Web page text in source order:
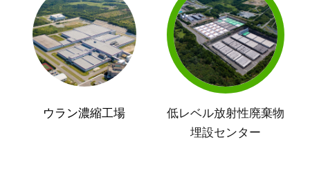
ウラン濃縮工場
低レベル放射性廃棄物
埋設センター